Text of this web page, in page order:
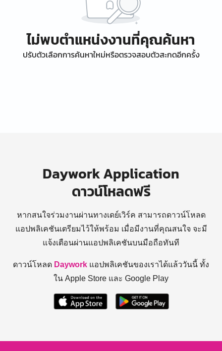
ไม่พบตำแหน่งงานที่คุณค้นหา
ปรับตัวเลือกการค้นหาใหม่หรือตรวจสอบตัวสะกดอีกครั้ง
Daywork Application
ดาวน์โหลดฟรี
หากสนใจร่วมงานผ่านทางเดย์เวิร์ค สามารถดาวน์โหลด
แอปพลิเคชันเตรียมไว้ให้พร้อม เมื่อมีงานที่คุณสนใจ จะมี
แจ้งเตือนผ่านแอปพลิเคชันบนมือถือทันที
ดาวน์โหลด Daywork แอปพลิเคชันของเราได้แล้ววันนี้ ทั้ง
ใน Apple Store และ Google Play